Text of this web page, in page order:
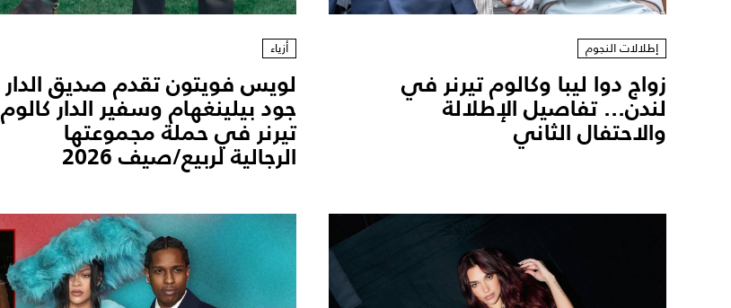
إطلالات النجوم
زواج دوا ليبا وكالوم تيرنر في
لندن... تفاصيل الإطلالة
والاحتفال الثاني
أزياء
لويس فويتون تقدم صديق الدار
جود بيلينغهام وسفير الدار كالوم
تيرنر في حملة مجموعتها
الرجالية لربيع/صيف 2026